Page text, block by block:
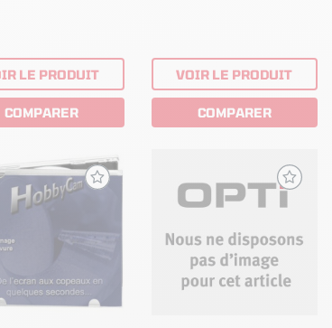
LE PRODUIT
COMPARER
VOIR LE PRODUIT
COMPARER